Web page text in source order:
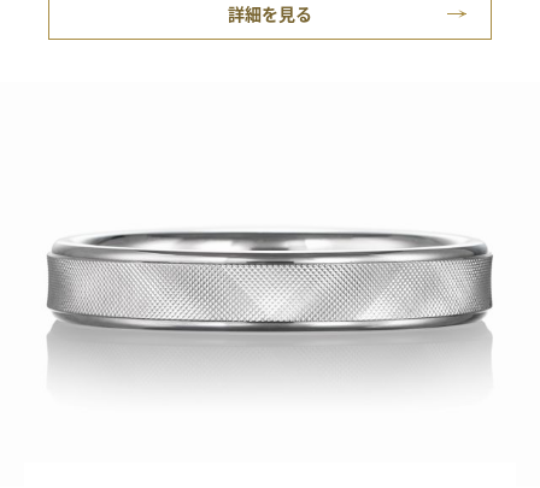
詳細を見る